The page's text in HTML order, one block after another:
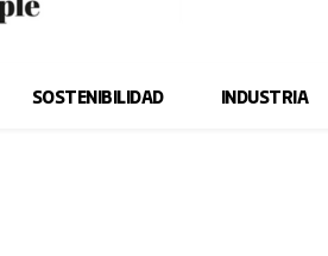
SOSTENIBILIDAD INDUSTRIA